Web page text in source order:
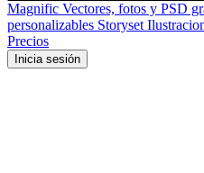
Magnific Vectores, fotos y PSD
personalizables Storyset
Precios
Inicia sesión